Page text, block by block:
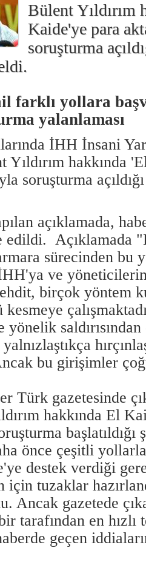
Bülent Yıldırım
Kaide'ye para
soruşturma
farklı yollara
yalanlaması
İHH İnsani
Yıldırım hakkında
soruşturma
açıklamada,
edildi. Açıklamada
sürecinden bu
İHH'ya ve
birçok yöntem
saldırısından
bu girişimler
Türk gazetesinde
hakkında El
başlatıldığı
önce çeşitli
destek verdiği
için tuzaklar
Ancak gazetede
tarafından en hızlı
geçen